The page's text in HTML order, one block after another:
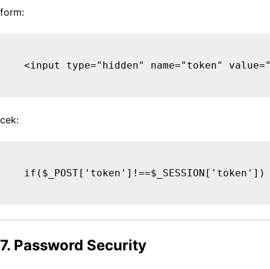
form:
cek:
7. Password Security